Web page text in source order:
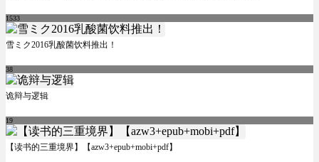
1533
雪ミク2016乳酸菌饮料推出！
38
诡辩与逻辑
19
【读书的三重境界】【azw3+epub+mobi+pdf】